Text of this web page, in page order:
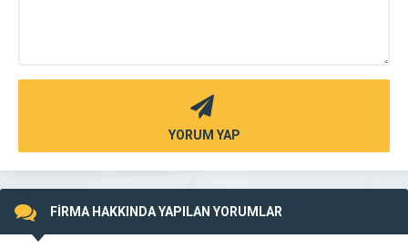
YORUM YAP
FİRMA HAKKINDA YAPILAN YORUMLAR